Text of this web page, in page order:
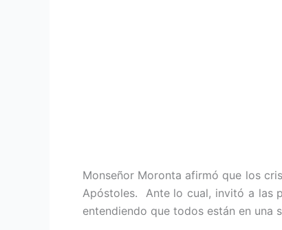
Monseñor Moronta afirmó que los
Apóstoles. Ante lo cual, invitó a las
entendiendo que todos están en una